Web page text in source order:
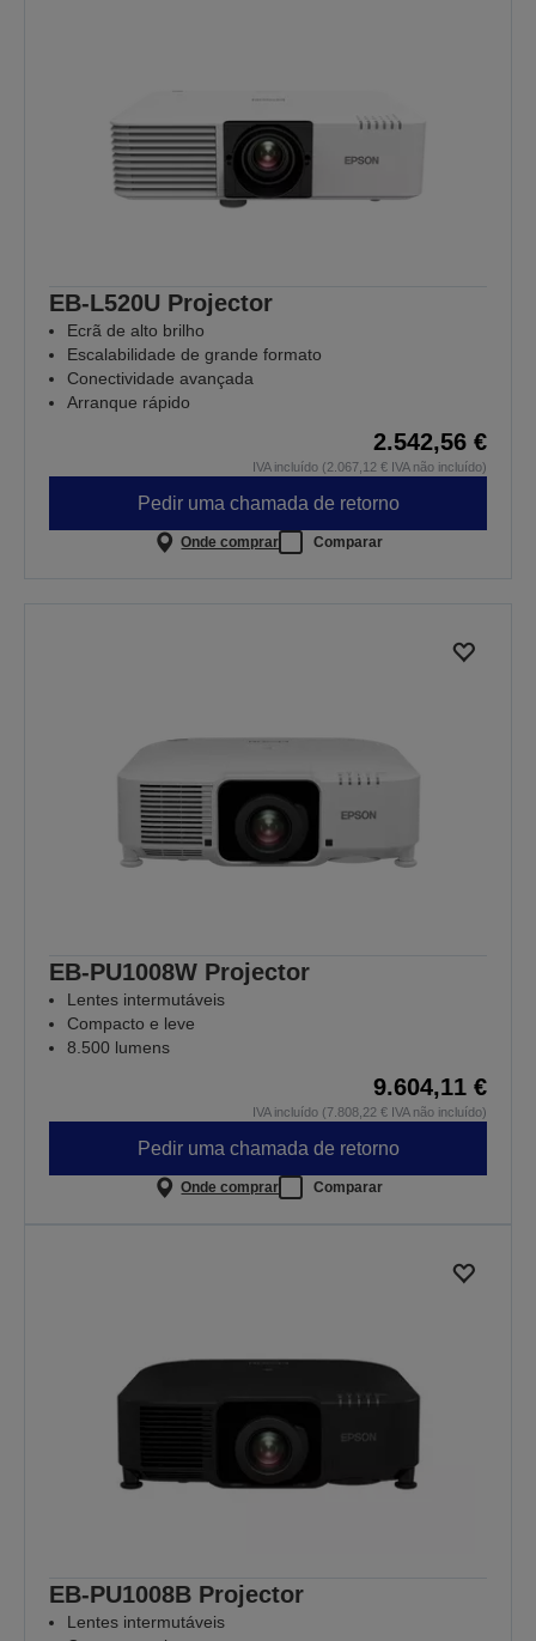
EB-L520U Projector
Ecrã de alto brilho
Escalabilidade de grande formato
Conectividade avançada
Arranque rápido
2.542,56 €
IVA incluído (2.067,12 € IVA não incluído)
Pedir uma chamada de retorno
Onde comprar Comparar
EB-PU1008W Projector
Lentes intermutáveis
Compacto e leve
8.500 lumens
9.604,11 €
IVA incluído (7.808,22 € IVA não incluído)
Pedir uma chamada de retorno
Onde comprar Comparar
EB-PU1008B Projector
Lentes intermutáveis